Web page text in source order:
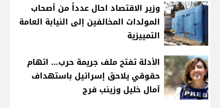
وزير الاقتصاد احال عدداً من أصحاب
المولدات المخالفين إلى النيابة العامة
التمييزية
الأدلة تفتح ملف جريمة حرب... اتهام
حقوقي يلاحق إسرائيل باستهداف
آمال خليل وزينب فرج